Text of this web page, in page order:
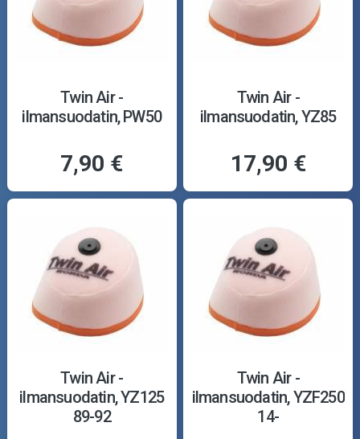
Twin Air -
ilmansuodatin, PW50
7,90 €
Twin Air -
ilmansuodatin, YZ85
17,90 €
Twin Air -
ilmansuodatin, YZ125
89-92
Twin Air -
ilmansuodatin, YZF250
14-